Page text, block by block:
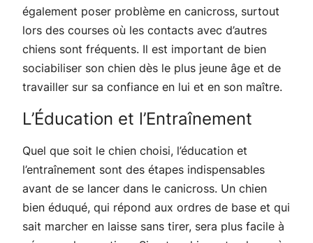
également poser problème en canicross, surtout
lors des courses où les contacts avec d’autres
chiens sont fréquents. Il est important de bien
sociabiliser son chien dès le plus jeune âge et de
travailler sur sa confiance en lui et en son maître.
L’Éducation et l’Entraînement
Quel que soit le chien choisi, l’éducation et
l’entraînement sont des étapes indispensables
avant de se lancer dans le canicross. Un chien
bien éduqué, qui répond aux ordres de base et qui
sait marcher en laisse sans tirer, sera plus facile à